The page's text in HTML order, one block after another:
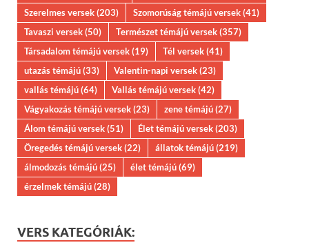
Szerelmes versek(203) Szomorúság témájú versek(41)
Tavaszi versek(50) Természet témájú versek(357)
Társadalom témájú versek(19) Tél versek(41)
utazás témájú(33) Valentin-napi versek(23)
vallás témájú(64) Vallás témájú versek(42)
Vágyakozás témájú versek(23) zene témájú(27)
Álom témájú versek(51) Élet témájú versek(203)
Öregedés témájú versek(22) állatok témájú(219)
álmodozás témájú(25) élet témájú(69)
érzelmek témájú(28)
VERS KATEGÓRIÁK: